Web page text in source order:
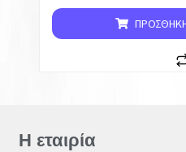
Η εταιρία